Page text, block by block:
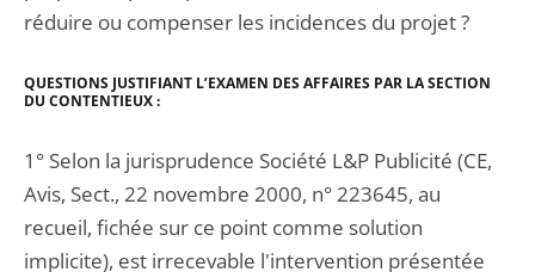
réduire ou compenser les incidences du projet ?
QUESTIONS JUSTIFIANT L’EXAMEN DES AFFAIRES PAR LA SECTION
DU CONTENTIEUX :
1° Selon la jurisprudence Société L&P Publicité (CE,
Avis, Sect., 22 novembre 2000, n° 223645, au
recueil, fichée sur ce point comme solution
implicite), est irrecevable l'intervention présentée